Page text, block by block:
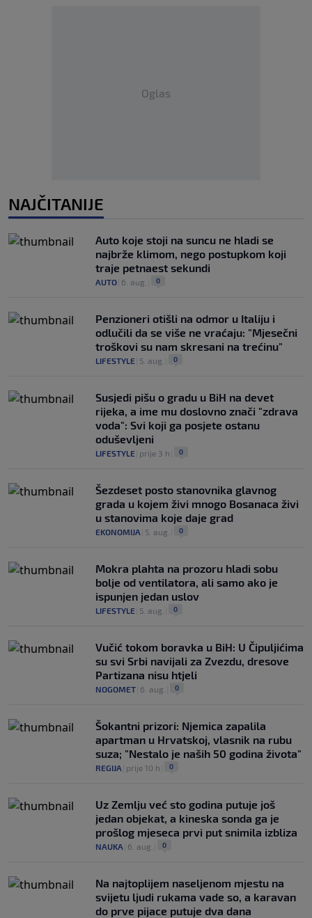
Oglas
NAJČITANIJE
Auto koje stoji na suncu ne hladi se
najbrže klimom, nego postupkom koji
traje petnaest sekundi
AUTO 6. aug. 0
Penzioneri otišli na odmor u Italiju i
odlučili da se više ne vraćaju: "Mjesečni
troškovi su nam skresani na trećinu"
LIFESTYLE 5. aug. 0
Susjedi pišu o gradu u BiH na devet
rijeka, a ime mu doslovno znači "zdrava
voda": Svi koji ga posjete ostanu
oduševljeni
LIFESTYLE prije 3 h 0
Šezdeset posto stanovnika glavnog
grada u kojem živi mnogo Bosanaca živi
u stanovima koje daje grad
EKONOMIJA 5. aug. 0
Mokra plahta na prozoru hladi sobu
bolje od ventilatora, ali samo ako je
ispunjen jedan uslov
LIFESTYLE 5. aug. 0
Vučić tokom boravka u BiH: U Čipuljićima
su svi Srbi navijali za Zvezdu, dresove
Partizana nisu htjeli
NOGOMET 6. aug. 0
Šokantni prizori: Njemica zapalila
apartman u Hrvatskoj, vlasnik na rubu
suza; "Nestalo je naših 50 godina života"
REGIJA prije 10 h 0
Uz Zemlju već sto godina putuje još
jedan objekat, a kineska sonda ga je
prošlog mjeseca prvi put snimila izbliza
NAUKA 6. aug. 0
Na najtoplijem naseljenom mjestu na
svijetu ljudi rukama vade so, a karavan
do prve pijace putuje dva dana